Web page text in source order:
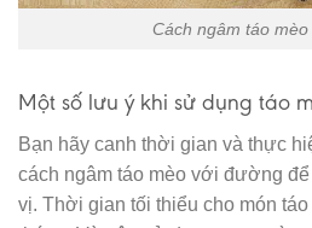
Cách ngâm táo
Một số lưu ý khi sử dụng táo
Bạn hãy canh thời gian và thực
cách ngâm táo mèo với đường
vị. Thời gian tối thiểu cho món